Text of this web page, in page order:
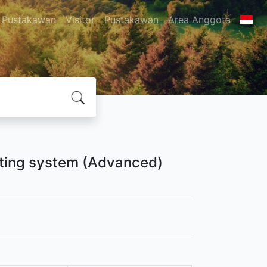
Visitor Pustakawan Area Anggota
system (Advanced)